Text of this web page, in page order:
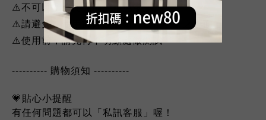
⚠️不可以，將商品倒放避免滲漏
⚠️請避免，使用於高溫或陽光直接照射之表面
⚠️使用前，請先再不明顯處做測試
---------- 購物須知 ----------
💗貼心小提醒
有任何問題都可以「私訊客服」喔！